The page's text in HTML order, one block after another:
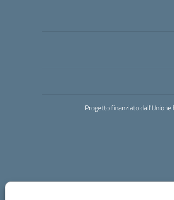
Progetto finanziato